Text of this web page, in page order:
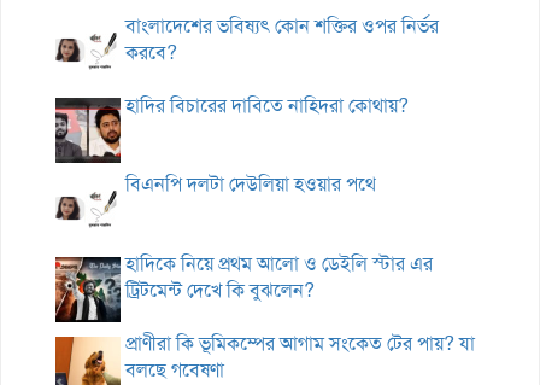
বাংলাদেশের ভবিষ্যৎ কোন শক্তির ওপর নির্ভর
করবে?
হাদির বিচারের দাবিতে নাহিদরা কোথায়?
বিএনপি দলটা দেউলিয়া হওয়ার পথে
হাদিকে নিয়ে প্রথম আলো ও ডেইলি স্টার এর
ট্রিটমেন্ট দেখে কি বুঝলেন?
প্রাণীরা কি ভূমিকম্পের আগাম সংকেত টের পায়? যা
বলছে গবেষণা